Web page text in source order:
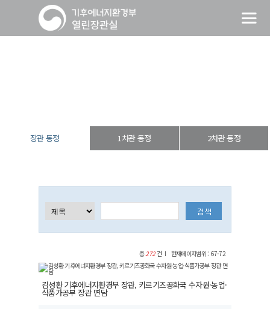
장관 동정 1차관 동정 2차관 동정
총272건 현재페이지범위 : 67-72
김성환 기후에너지환경부 장관, 키르기즈공화국 수자원·농업·
식품가공부 장관 면담